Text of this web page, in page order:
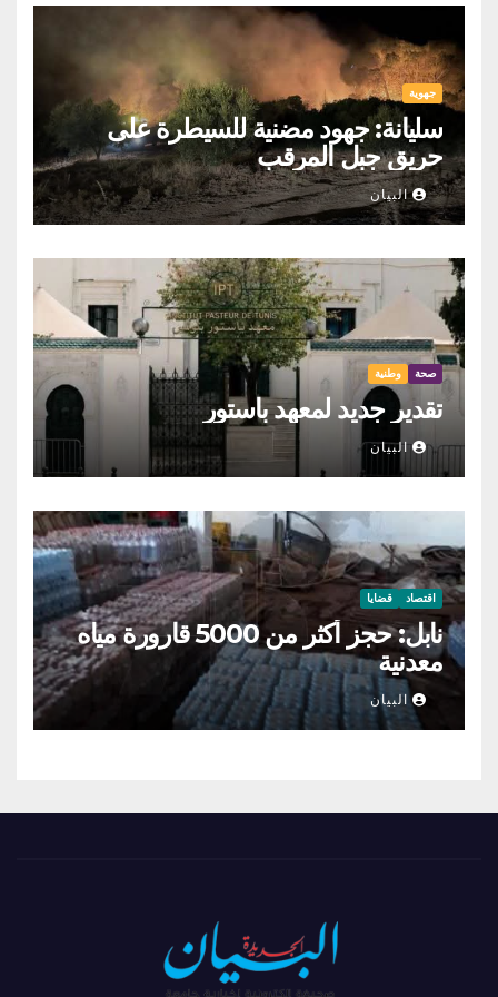
جهوية
سليانة: جهود مضنية للسيطرة على
حريق جبل المرقب
البيان
صحة وطنية
تقدير جديد لمعهد باستور
البيان
اقتصاد قضايا
نابل: حجز أكثر من 5000 قارورة مياه
معدنية
البيان